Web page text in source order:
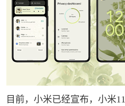
目前，小米已经宣布，小米